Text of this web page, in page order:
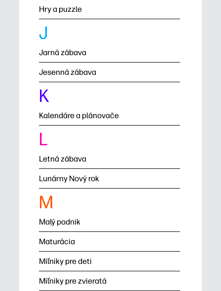
Hry a puzzle
J
Jarná zábava
Jesenná zábava
K
Kalendáre a plánovače
L
Letná zábava
Lunárny Nový rok
M
Malý podnik
Maturácia
Míľniky pre deti
Míľniky pre zvieratá